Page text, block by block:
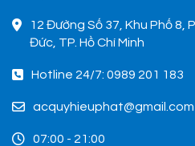
12 Đường Số 37, Khu Phố 8,
Đức, TP. Hồ Chí Minh
Hotline 24/7: 0989 201 183
acquyhieuphat@gmail.com
07:00 - 21:00